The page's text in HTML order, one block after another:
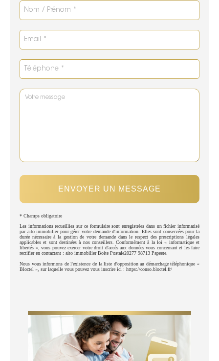
ENVOYER UN MESSAGE
* Champs obligatoire
Les informations recueillies sur ce formulaire sont enregistrées dans un fichier informatisé
par aito immobilier pour gérer votre demande d'information. Elles sont conservées pour la
durée nécessaire à la gestion de votre demande dans le respect des prescriptions légales
applicables et sont destinées à nos conseillers. Conformément à la loi « informatique et
libertés », vous pouvez exercer votre droit d'accès aux données vous concernant et les faire
rectifier en contactant : aito immobilier Boite Postale20277 98713 Papeete.
Nous vous informons de l'existence de la liste d'opposition au démarchage téléphonique «
Bloctel », sur laquelle vous pouvez vous inscrire ici : https://conso.bloctel.fr/